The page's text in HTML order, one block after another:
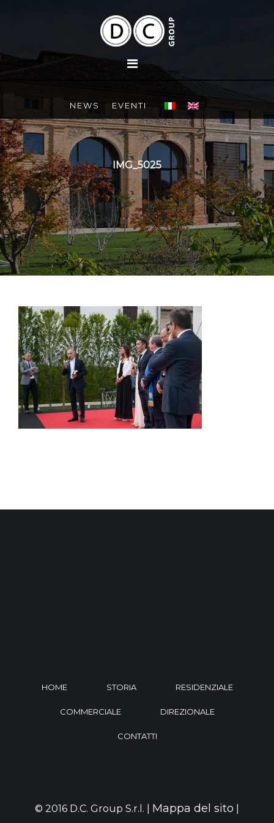
NEWS EVENTI
IMG_5025
HOME STORIA RESIDENZIALE
COMMERCIALE DIREZIONALE
CONTATTI
© 2016 D.C. Group S.r.l. | Mappa del sito